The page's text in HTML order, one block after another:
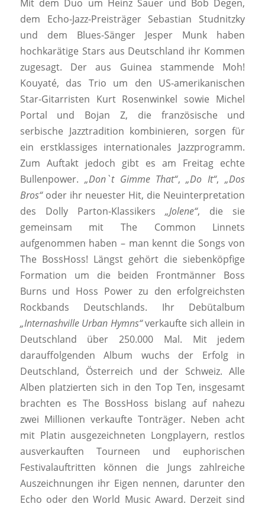
Mit dem Duo um Heinz Sauer und Bob Degen,
dem Echo-Jazz-Preisträger Sebastian Studnitzky
und dem Blues-Sänger Jesper Munk haben
hochkarätige Stars aus Deutschland ihr Kommen
zugesagt. Der aus Guinea stammende Moh!
Kouyaté, das Trio um den US-amerikanischen
Star-Gitarristen Kurt Rosenwinkel sowie Michel
Portal und Bojan Z, die französische und
serbische Jazztradition kombinieren, sorgen für
ein erstklassiges internationales Jazzprogramm.
Zum Auftakt jedoch gibt es am Freitag echte
Bullenpower.„Don`t Gimme That“,„Do It“,„Dos
Bros“oder ihr neuester Hit, die Neuinterpretation
des Dolly Parton-Klassikers„Jolene“, die sie
gemeinsam mit The Common Linnets
aufgenommen haben – man kennt die Songs von
The BossHoss! Längst gehört die siebenköpfige
Formation um die beiden Frontmänner Boss
Burns und Hoss Power zu den erfolgreichsten
Rockbands Deutschlands. Ihr Debütalbum
„Internashville Urban Hymns“verkaufte sich allein in
Deutschland über 250.000 Mal. Mit jedem
darauffolgenden Album wuchs der Erfolg in
Deutschland, Österreich und der Schweiz. Alle
Alben platzierten sich in den Top Ten, insgesamt
brachten es The BossHoss bislang auf nahezu
zwei Millionen verkaufte Tonträger. Neben acht
mit Platin ausgezeichneten Longplayern, restlos
ausverkauften Tourneen und euphorischen
Festivalauftritten können die Jungs zahlreiche
Auszeichnungen ihr Eigen nennen, darunter den
Echo oder den World Music Award. Derzeit sind